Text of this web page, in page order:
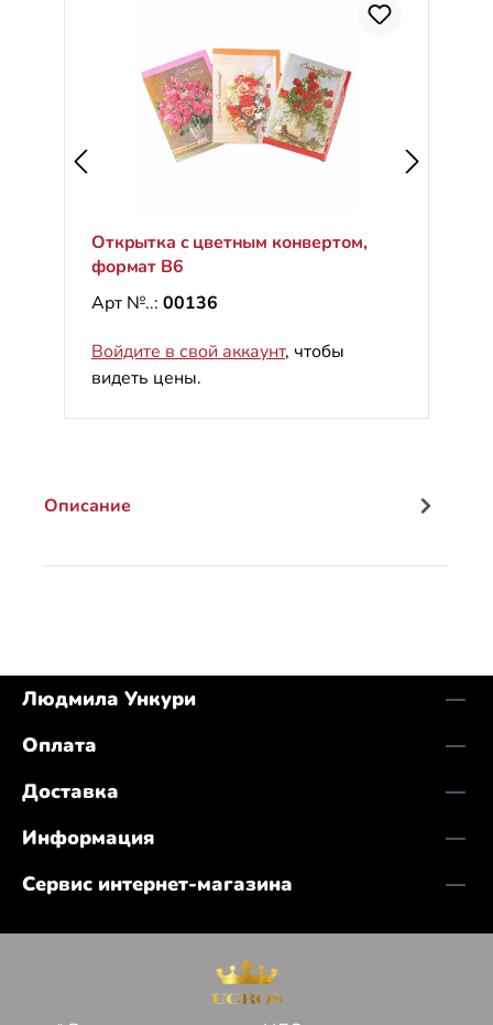
Открытка с цветным конвертом,
формат B6
Арт №..: 00136
Войдите в свой аккаунт, чтобы
видеть цены.
Описание
Людмила Ункури
Оплата
Доставка
Информация
Сервис интернет-магазина